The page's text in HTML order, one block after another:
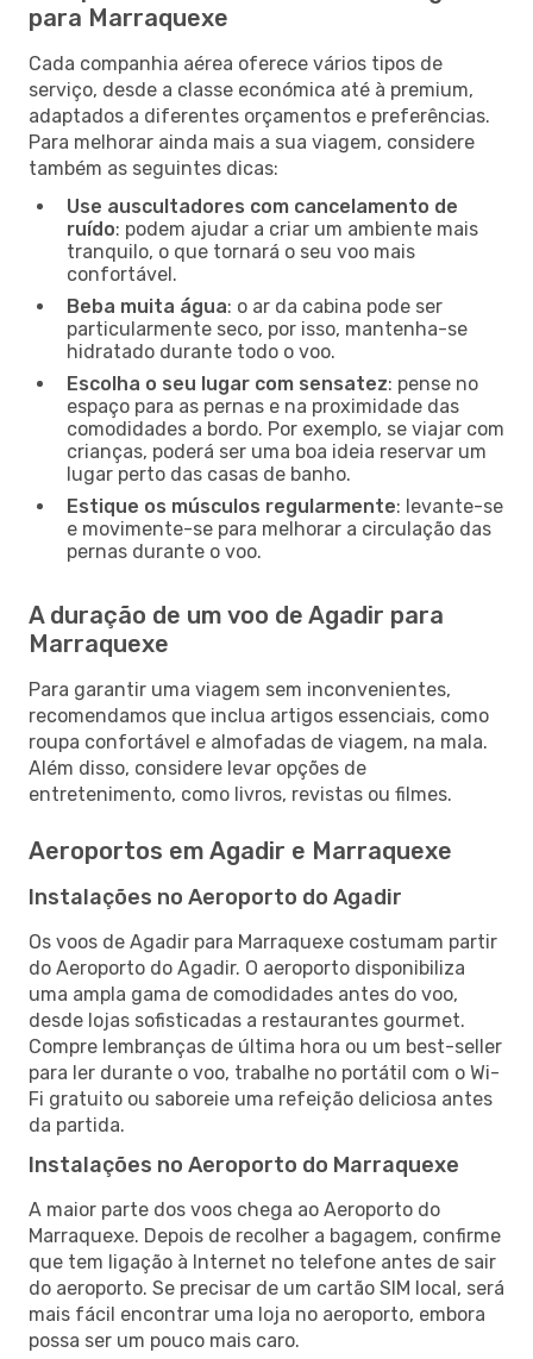
para Marraquexe
Cada companhia aérea oferece vários tipos de
serviço, desde a classe económica até à premium,
adaptados a diferentes orçamentos e preferências.
Para melhorar ainda mais a sua viagem, considere
também as seguintes dicas:
Use auscultadores com cancelamento de
ruído: podem ajudar a criar um ambiente mais
tranquilo, o que tornará o seu voo mais
confortável.
Beba muita água: o ar da cabina pode ser
particularmente seco, por isso, mantenha-se
hidratado durante todo o voo.
Escolha o seu lugar com sensatez: pense no
espaço para as pernas e na proximidade das
comodidades a bordo. Por exemplo, se viajar com
crianças, poderá ser uma boa ideia reservar um
lugar perto das casas de banho.
Estique os músculos regularmente: levante-se
e movimente-se para melhorar a circulação das
pernas durante o voo.
A duração de um voo de Agadir para
Marraquexe
Para garantir uma viagem sem inconvenientes,
recomendamos que inclua artigos essenciais, como
roupa confortável e almofadas de viagem, na mala.
Além disso, considere levar opções de
entretenimento, como livros, revistas ou filmes.
Aeroportos em Agadir e Marraquexe
Instalações no Aeroporto do Agadir
Os voos de Agadir para Marraquexe costumam partir
do Aeroporto do Agadir. O aeroporto disponibiliza
uma ampla gama de comodidades antes do voo,
desde lojas sofisticadas a restaurantes gourmet.
Compre lembranças de última hora ou um best-seller
para ler durante o voo, trabalhe no portátil com o Wi-
Fi gratuito ou saboreie uma refeição deliciosa antes
da partida.
Instalações no Aeroporto do Marraquexe
A maior parte dos voos chega ao Aeroporto do
Marraquexe. Depois de recolher a bagagem, confirme
que tem ligação à Internet no telefone antes de sair
do aeroporto. Se precisar de um cartão SIM local, será
mais fácil encontrar uma loja no aeroporto, embora
possa ser um pouco mais caro.